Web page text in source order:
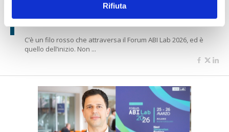
Rifiuta
Attanasio: “Innovare è cominciare. E
restare in movimento”
C’è un filo rosso che attraversa il Forum ABI Lab 2026, ed è
quello dell’inizio. Non ...